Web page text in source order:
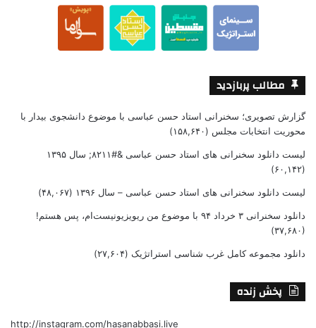
مطالب پربازدید
گزارش تصویری؛ سخنرانی استاد حسن عباسی با موضوع دانشجوی بیدار با
محوریت انتخابات مجلس (۱۵۸,۶۴۰)
لیست دانلود سخنرانی های استاد حسن عباسی &#۸۲۱۱; سال ۱۳۹۵
(۶۰,۱۴۲)
لیست دانلود سخنرانی های استاد حسن عباسی – سال ۱۳۹۶ (۴۸,۰۶۷)
دانلود سخنرانی ۳ خرداد ۹۴ با موضوع من ریویزیونیست‌ام، پس هستم!
(۳۷,۶۸۰)
دانلود مجموعه کامل غرب شناسی استراتژیک (۲۷,۶۰۴)
پخش زنده
http://instagram.com/hasanabbasi.live